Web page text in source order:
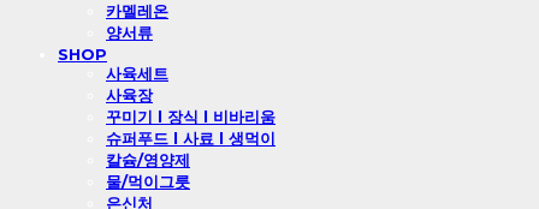
카멜레온
양서류
SHOP
사육세트
사육장
꾸미기 l 장식 l 비바리움
슈퍼푸드 l 사료 l 생먹이
칼슘/영양제
물/먹이그릇
은신처